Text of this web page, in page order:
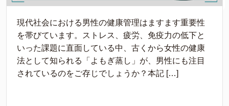
現代社会における男性の健康管理はますます重要性
を帯びています。ストレス、疲労、免疫力の低下と
いった課題に直面している中、古くから女性の健康
法として知られる「よもぎ蒸し」が、男性にも注目
されているのをご存じでしょうか？本記 […]